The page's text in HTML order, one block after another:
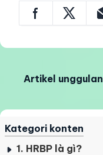
Artikel unggulan
Kategori konten
1. HRBP là gì?